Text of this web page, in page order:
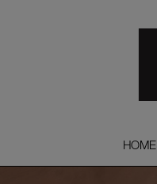
HOME
HOME